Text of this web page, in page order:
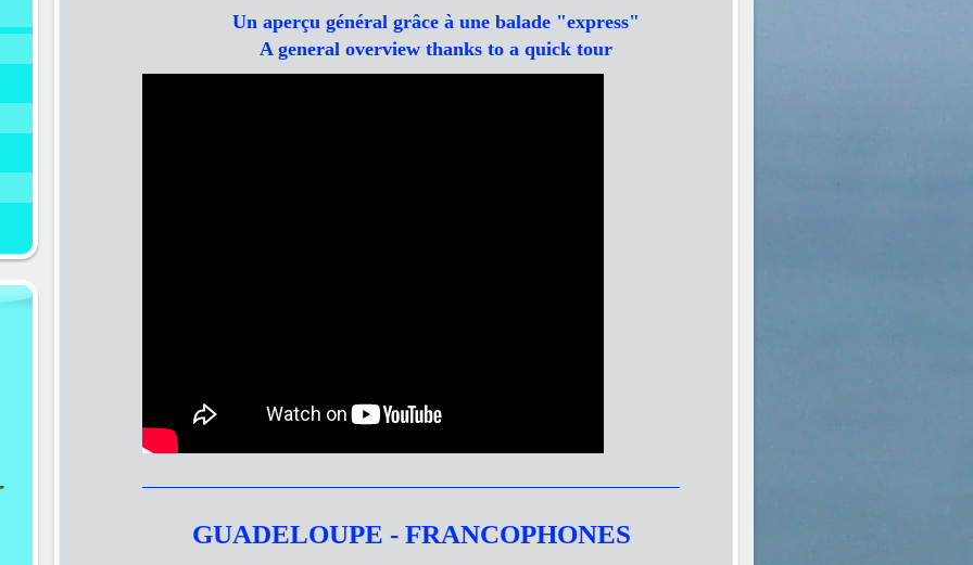
Un aperçu général grâce à une balade "express"
A general overview thanks to a quick tour
GUADELOUPE - FRANCOPHONES